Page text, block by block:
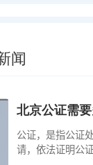
闻
北京公证需
公证，是指公证
请，依法证明公